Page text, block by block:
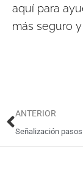
aquí para
más seguro
Ant
ANTERIOR